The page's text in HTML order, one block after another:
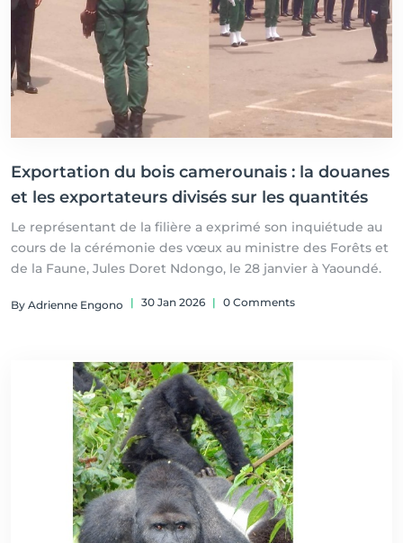
Exportation du bois camerounais : la douanes
et les exportateurs divisés sur les quantités
Le représentant de la filière a exprimé son inquiétude au
cours de la cérémonie des vœux au ministre des Forêts et
de la Faune, Jules Doret Ndongo, le 28 janvier à Yaoundé.
By Adrienne Engono | 30 Jan 2026 | 0 Comments